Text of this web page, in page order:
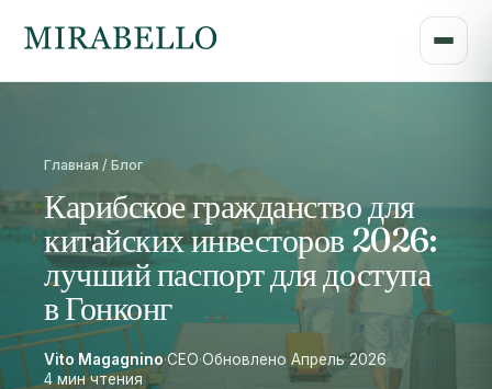
Главная / Блог
Карибское гражданство для
китайских инвесторов 2026:
лучший паспорт для доступа
в Гонконг
Vito Magagnino·CEO·Обновлено Апрель 2026·
4 мин чтения